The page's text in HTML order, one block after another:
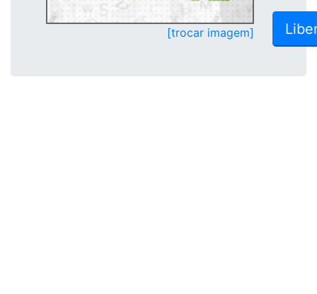
[trocar imagem]